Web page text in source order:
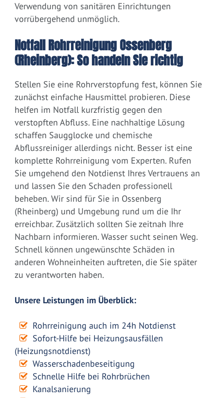
Verwendung von sanitären Einrichtungen
vorrübergehend unmöglich.
Notfall Rohrreinigung Ossenberg
(Rheinberg): So handeln Sie richtig
Stellen Sie eine Rohrverstopfung fest, können Sie
zunächst einfache Hausmittel probieren. Diese
helfen im Notfall kurzfristig gegen den
verstopften Abfluss. Eine nachhaltige Lösung
schaffen Saugglocke und chemische
Abflussreiniger allerdings nicht. Besser ist eine
komplette Rohrreinigung vom Experten. Rufen
Sie umgehend den Notdienst Ihres Vertrauens an
und lassen Sie den Schaden professionell
beheben. Wir sind für Sie in Ossenberg
(Rheinberg) und Umgebung rund um die Ihr
erreichbar. Zusätzlich sollten Sie zeitnah Ihre
Nachbarn informieren. Wasser sucht seinen Weg.
Schnell können ungewünschte Schäden in
anderen Wohneinheiten auftreten, die Sie später
zu verantworten haben.
Unsere Leistungen im Überblick:
Rohrreinigung auch im 24h Notdienst
Sofort-Hilfe bei Heizungsausfällen
(Heizungsnotdienst)
Wasserschadenbeseitigung
Schnelle Hilfe bei Rohrbrüchen
Kanalsanierung